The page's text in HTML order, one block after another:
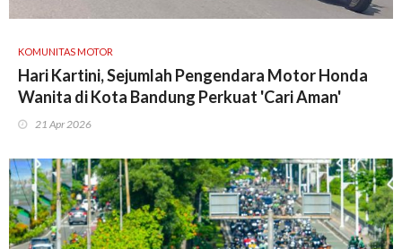
KOMUNITAS MOTOR
Hari Kartini, Sejumlah Pengendara Motor Honda
Wanita di Kota Bandung Perkuat 'Cari Aman'
21 Apr 2026